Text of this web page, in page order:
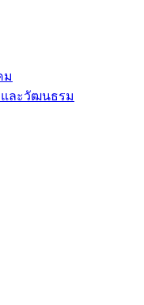
ม
ละวัฒนธรม